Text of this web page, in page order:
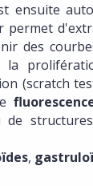
ensuite
permet
des
la
(scratch
,